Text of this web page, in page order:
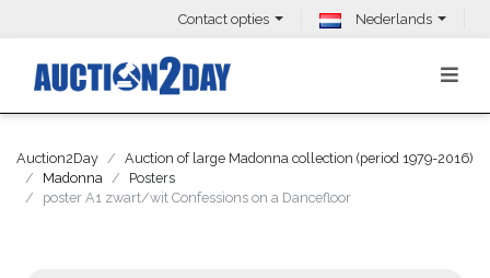
Contact opties Nederlands
Auction2Day
Auction of large Madonna collection (period 1979-2016)
Madonna
Posters
poster A1 zwart/wit Confessions on a Dancefloor